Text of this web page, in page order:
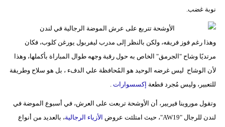
نوبة غضب.
وهذا رغم فوز فريقه، ولكن بالنظر إلى مدرب ليفربول يورغن كلوب، فكان
مرتديًا وشاح "الجرمق" الخاص به حول رقبة وجهه طوال المباراة بأكملها، وهذا
لأن الوشاح ليس غرضه الوحيد هو المُحافظة علي الدفء ، بل هو سلاح وطريقة
للتعبير، وليس مُجرد قطعة إكسسوارات .
وتقول موروينا فيريير، أن الأوشحة تربعت على العرش، في أسبوع الموضة في
لندن للرجال "AW19"، حيث امتلئت عروض
الأزياء الرجالية، بالعديد من أنواع